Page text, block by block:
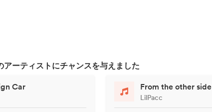
アーティストにチャンスを与えました
Car From the other side
LilPacc